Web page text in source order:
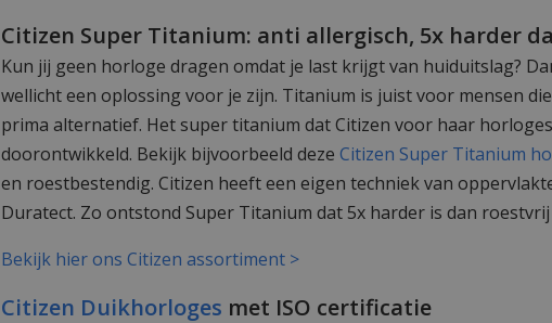
Citizen Super Titanium: anti allergisch, 5x harder
Kun jij geen horloge dragen omdat je last krijgt van huiduitslag?
wellicht een oplossing voor je zijn. Titanium is juist voor mensen
prima alternatief. Het super titanium dat Citizen voor haar
doorontwikkeld. Bekijk bijvoorbeeld deze Citizen Super Titanium
en roestbestendig. Citizen heeft een eigen techniek van
Duratect. Zo ontstond Super Titanium dat 5x harder is dan roestvrij
Bekijk hier ons Citizen assortiment >
Citizen Duikhorloges met ISO certificatie